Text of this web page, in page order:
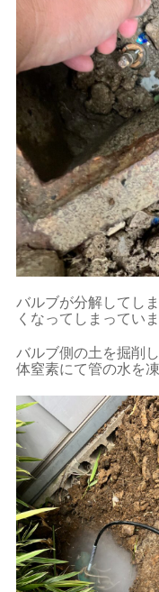
バルブが分解してし
くなってしまっていま
バルブ側の土を掘削
体窒素にて管の水を